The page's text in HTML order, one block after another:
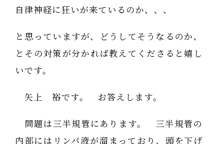
自律神経に狂いが来ているのか、、、
と思っていますが、どうしてそうなるのか、
とその対策が分かれば教えてくださると嬉し
いです。
矢上 裕です。 お答えします。
問題は三半規管にあります。 三半規管の
内部にはリンパ液が溜まっており、頭を下げ